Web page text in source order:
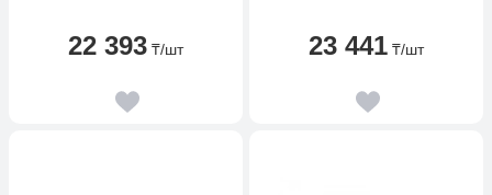
22 393 ₸/шт 23 441 ₸/шт